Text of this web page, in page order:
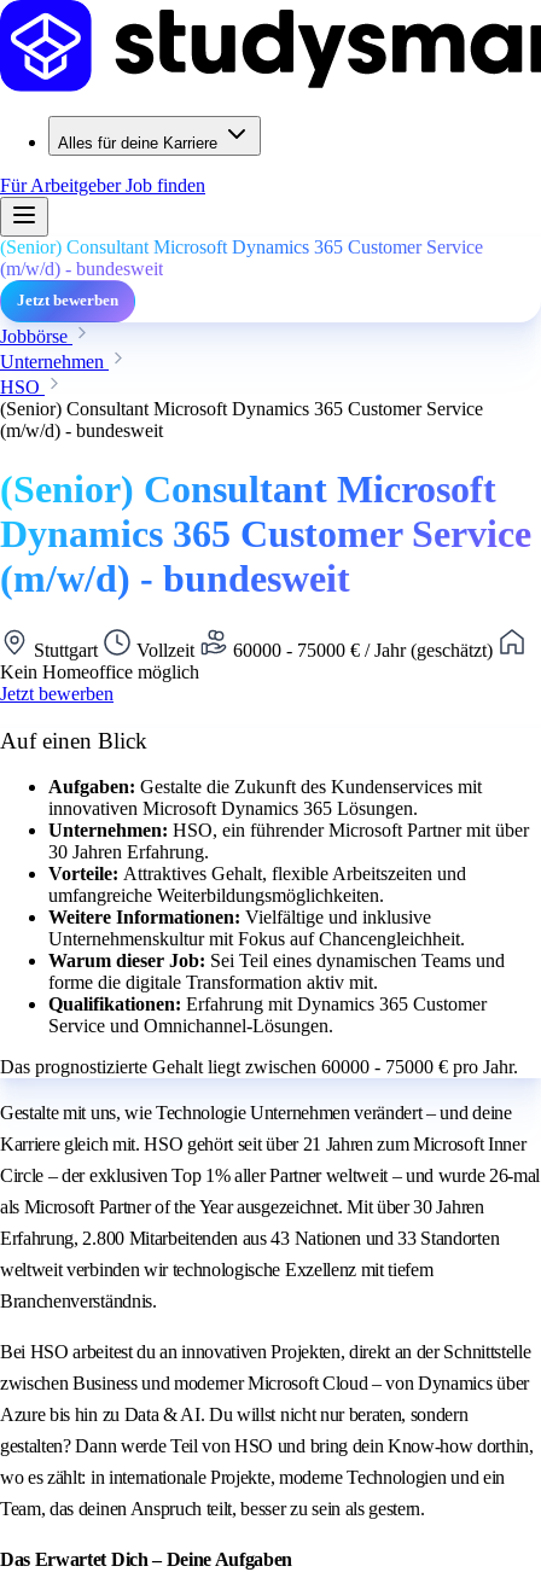
Alles für deine Karriere
Für ArbeitgeberJob finden
(Senior) Consultant Microsoft Dynamics 365 Customer Service
(m/w/d) - bundesweit
Jetzt bewerben
Jobbörse
Unternehmen
HSO
(Senior) Consultant Microsoft Dynamics 365 Customer Service
(m/w/d) - bundesweit
(Senior) Consultant Microsoft
Dynamics 365 Customer Service
(m/w/d) - bundesweit
Stuttgart Vollzeit
60000 - 75000 € / Jahr (geschätzt)
Kein Homeoffice möglich
Jetzt bewerben
Auf einen Blick
Aufgaben: Gestalte die Zukunft des Kundenservices mit
innovativen Microsoft Dynamics 365 Lösungen.
Unternehmen: HSO, ein führender Microsoft Partner mit über
30 Jahren Erfahrung.
Vorteile: Attraktives Gehalt, flexible Arbeitszeiten und
umfangreiche Weiterbildungsmöglichkeiten.
Weitere Informationen: Vielfältige und inklusive
Unternehmenskultur mit Fokus auf Chancengleichheit.
Warum dieser Job: Sei Teil eines dynamischen Teams und
forme die digitale Transformation aktiv mit.
Qualifikationen: Erfahrung mit Dynamics 365 Customer
Service und Omnichannel-Lösungen.
Das prognostizierte Gehalt liegt zwischen 60000 - 75000 € pro Jahr.
Gestalte mit uns, wie Technologie Unternehmen verändert – und deine
Karriere gleich mit. HSO gehört seit über 21 Jahren zum Microsoft Inner
Circle – der exklusiven Top 1% aller Partner weltweit – und wurde 26-mal
als Microsoft Partner of the Year ausgezeichnet. Mit über 30 Jahren
Erfahrung, 2.800 Mitarbeitenden aus 43 Nationen und 33 Standorten
weltweit verbinden wir technologische Exzellenz mit tiefem
Branchenverständnis.
Bei HSO arbeitest du an innovativen Projekten, direkt an der Schnittstelle
zwischen Business und moderner Microsoft Cloud – von Dynamics über
Azure bis hin zu Data & AI. Du willst nicht nur beraten, sondern
gestalten? Dann werde Teil von HSO und bring dein Know-how dorthin,
wo es zählt: in internationale Projekte, moderne Technologien und ein
Team, das deinen Anspruch teilt, besser zu sein als gestern.
Das Erwartet Dich – Deine Aufgaben